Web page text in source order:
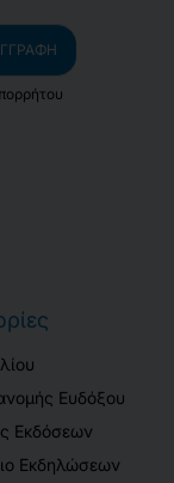
Ευδόξου
Εκδόσεων
Εκδηλώσεων